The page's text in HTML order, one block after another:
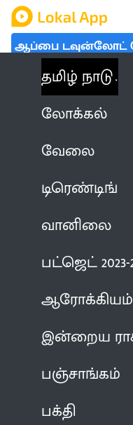
ஆப்பை டவுன்லோட்
தமிழ் நாடு
லோக்கல்
வேலை
டிரெண்டிங்
வானிலை
பட்ஜெட் 2023-
ஆரோக்கியம்
இன்றைய
பஞ்சாங்கம்
பக்தி